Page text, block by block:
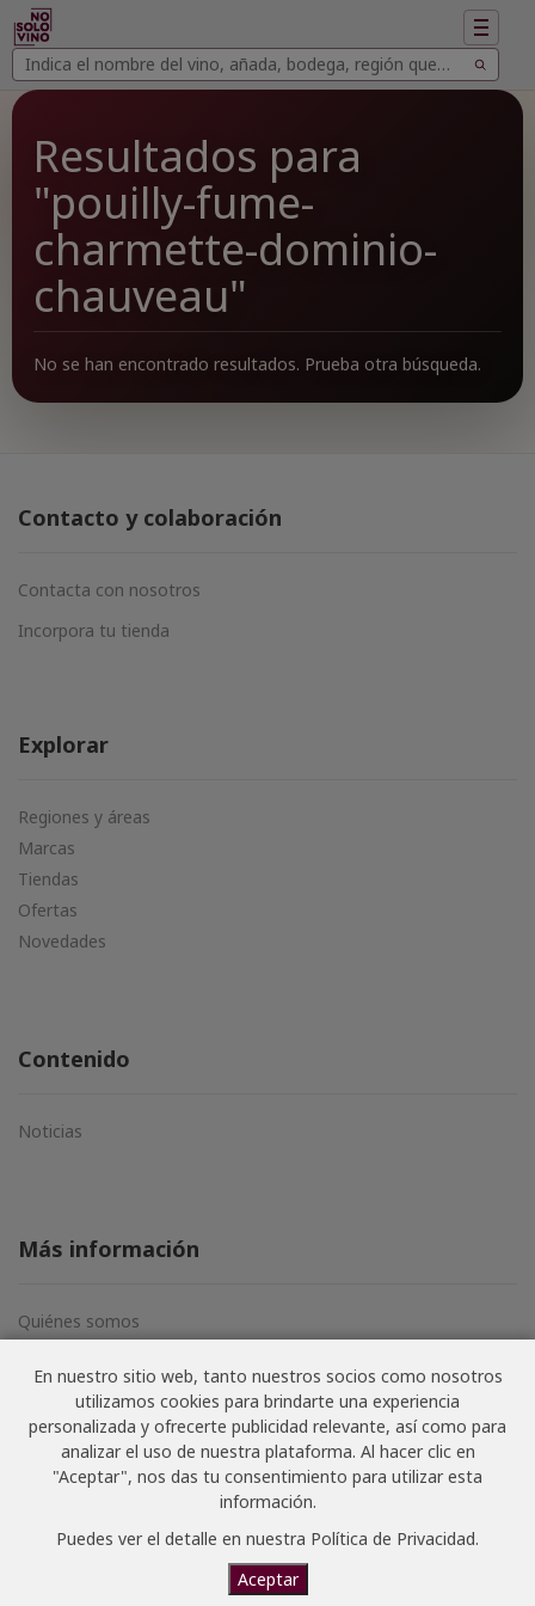
En nuestro sitio web, tanto nuestros socios como nosotros
utilizamos cookies para brindarte una experiencia
personalizada y ofrecerte publicidad relevante, así como para
analizar el uso de nuestra plataforma. Al hacer clic en
"Aceptar", nos das tu consentimiento para utilizar esta
información.
Puedes ver el detalle en nuestra Política de Privacidad.
Aceptar
Buscar
vinos
Buscar
Mostrar
Resultados para
"pouilly-fume-
charmette-dominio-
chauveau"
No se han encontrado resultados. Prueba otra búsqueda.
Contacto y colaboración
Contacta con nosotros
Incorpora tu tienda
Explorar
Regiones y áreas
Marcas
Tiendas
Ofertas
Novedades
Contenido
Noticias
Más información
Quiénes somos
Términos y condiciones
Política de privacidad
© NoSoloVino.com 2006-2026 · Todos los derechos
reservados · Website creado por